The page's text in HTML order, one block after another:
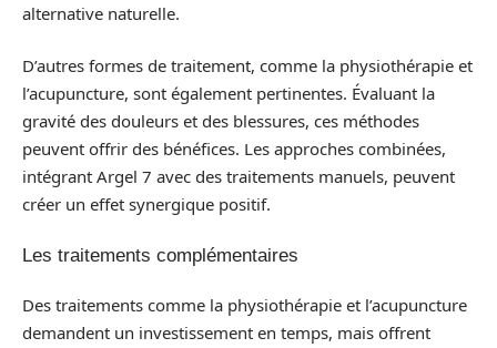
alternative naturelle.
D’autres formes de traitement, comme la physiothérapie et
l’acupuncture, sont également pertinentes. Évaluant la
gravité des douleurs et des blessures, ces méthodes
peuvent offrir des bénéfices. Les approches combinées,
intégrant Argel 7 avec des traitements manuels, peuvent
créer un effet synergique positif.
Les traitements complémentaires
Des traitements comme la physiothérapie et l’acupuncture
demandent un investissement en temps, mais offrent